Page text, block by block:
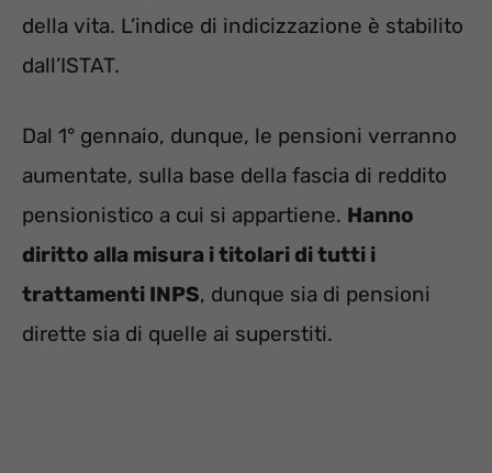
della vita. L’indice di indicizzazione è stabilito
dall’ISTAT.
Dal 1° gennaio, dunque, le pensioni verranno
aumentate, sulla base della fascia di reddito
pensionistico a cui si appartiene. Hanno
diritto alla misura i titolari di tutti i
trattamenti INPS, dunque sia di pensioni
dirette sia di quelle ai superstiti.